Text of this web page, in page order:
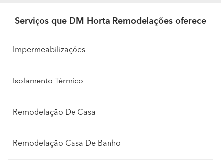
Serviços que DM Horta Remodelações oferece
Impermeabilizações
Isolamento Térmico
Remodelação De Casa
Remodelação Casa De Banho